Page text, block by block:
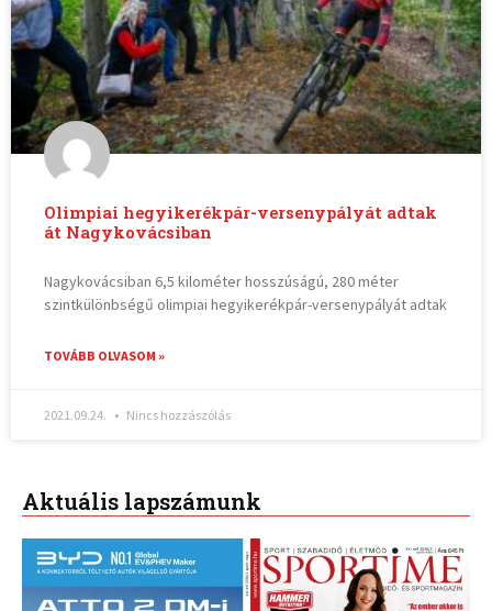
Olimpiai hegyikerékpár-versenypályát adtak
át Nagykovácsiban
Nagykovácsiban 6,5 kilométer hosszúságú, 280 méter
szintkülönbségű olimpiai hegyikerékpár-versenypályát adtak
TOVÁBB OLVASOM »
2021.09.24. Nincs hozzászólás
Aktuális lapszámunk